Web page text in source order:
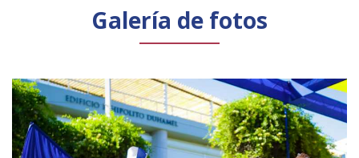
Galería de fotos